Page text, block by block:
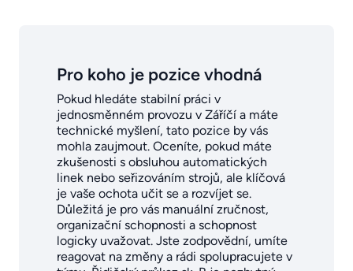
Pro koho je pozice vhodná
Pokud hledáte stabilní práci v
jednosměnném provozu v Záříčí a máte
technické myšlení, tato pozice by vás
mohla zaujmout. Oceníte, pokud máte
zkušenosti s obsluhou automatických
linek nebo seřizováním strojů, ale klíčová
je vaše ochota učit se a rozvíjet se.
Důležitá je pro vás manuální zručnost,
organizační schopnosti a schopnost
logicky uvažovat. Jste zodpovědní, umíte
reagovat na změny a rádi spolupracujete v